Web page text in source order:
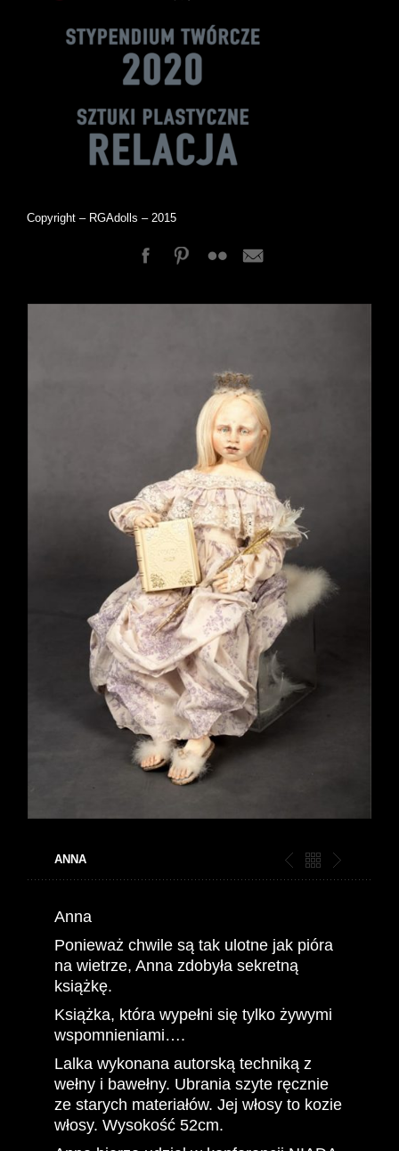
Copyright – RGAdolls – 2015
ANNA
Anna
Ponieważ chwile są tak ulotne jak pióra
na wietrze, Anna zdobyła sekretną
książkę.
Książka, która wypełni się tylko żywymi
wspomnieniami….
Lalka wykonana autorską techniką z
wełny i bawełny. Ubrania szyte ręcznie
ze starych materiałów. Jej włosy to kozie
włosy. Wysokość 52cm.